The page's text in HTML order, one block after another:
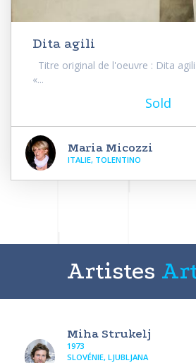
Dita agili
Titre original de l'oeuvre : Dita
«...
Sold
Maria Micozzi
ITALIE, TOLENTINO
Artistes
Miha Strukelj
1973
SLOVÉNIE, LJUBLJANA